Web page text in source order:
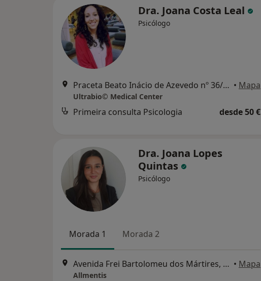
Dra. Joana Costa Leal
Psicólogo
Praceta Beato Inácio de Azevedo nº 36/38, Braga • Mapa
Ultrabio© Medical Center
Primeira consulta Psicologia desde 50 €
Dra. Joana Lopes
Quintas
Psicólogo
Morada 1 Morada 2
Avenida Frei Bartolomeu dos Mártires, 88-90, Braga • Mapa
Allmentis